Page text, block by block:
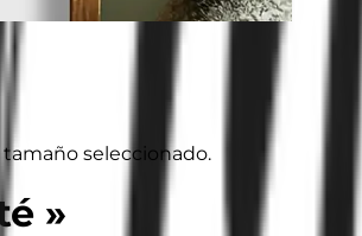
seleccionado.
»